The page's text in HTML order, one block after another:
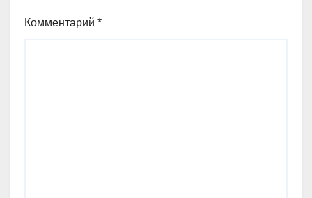
Комментарий *